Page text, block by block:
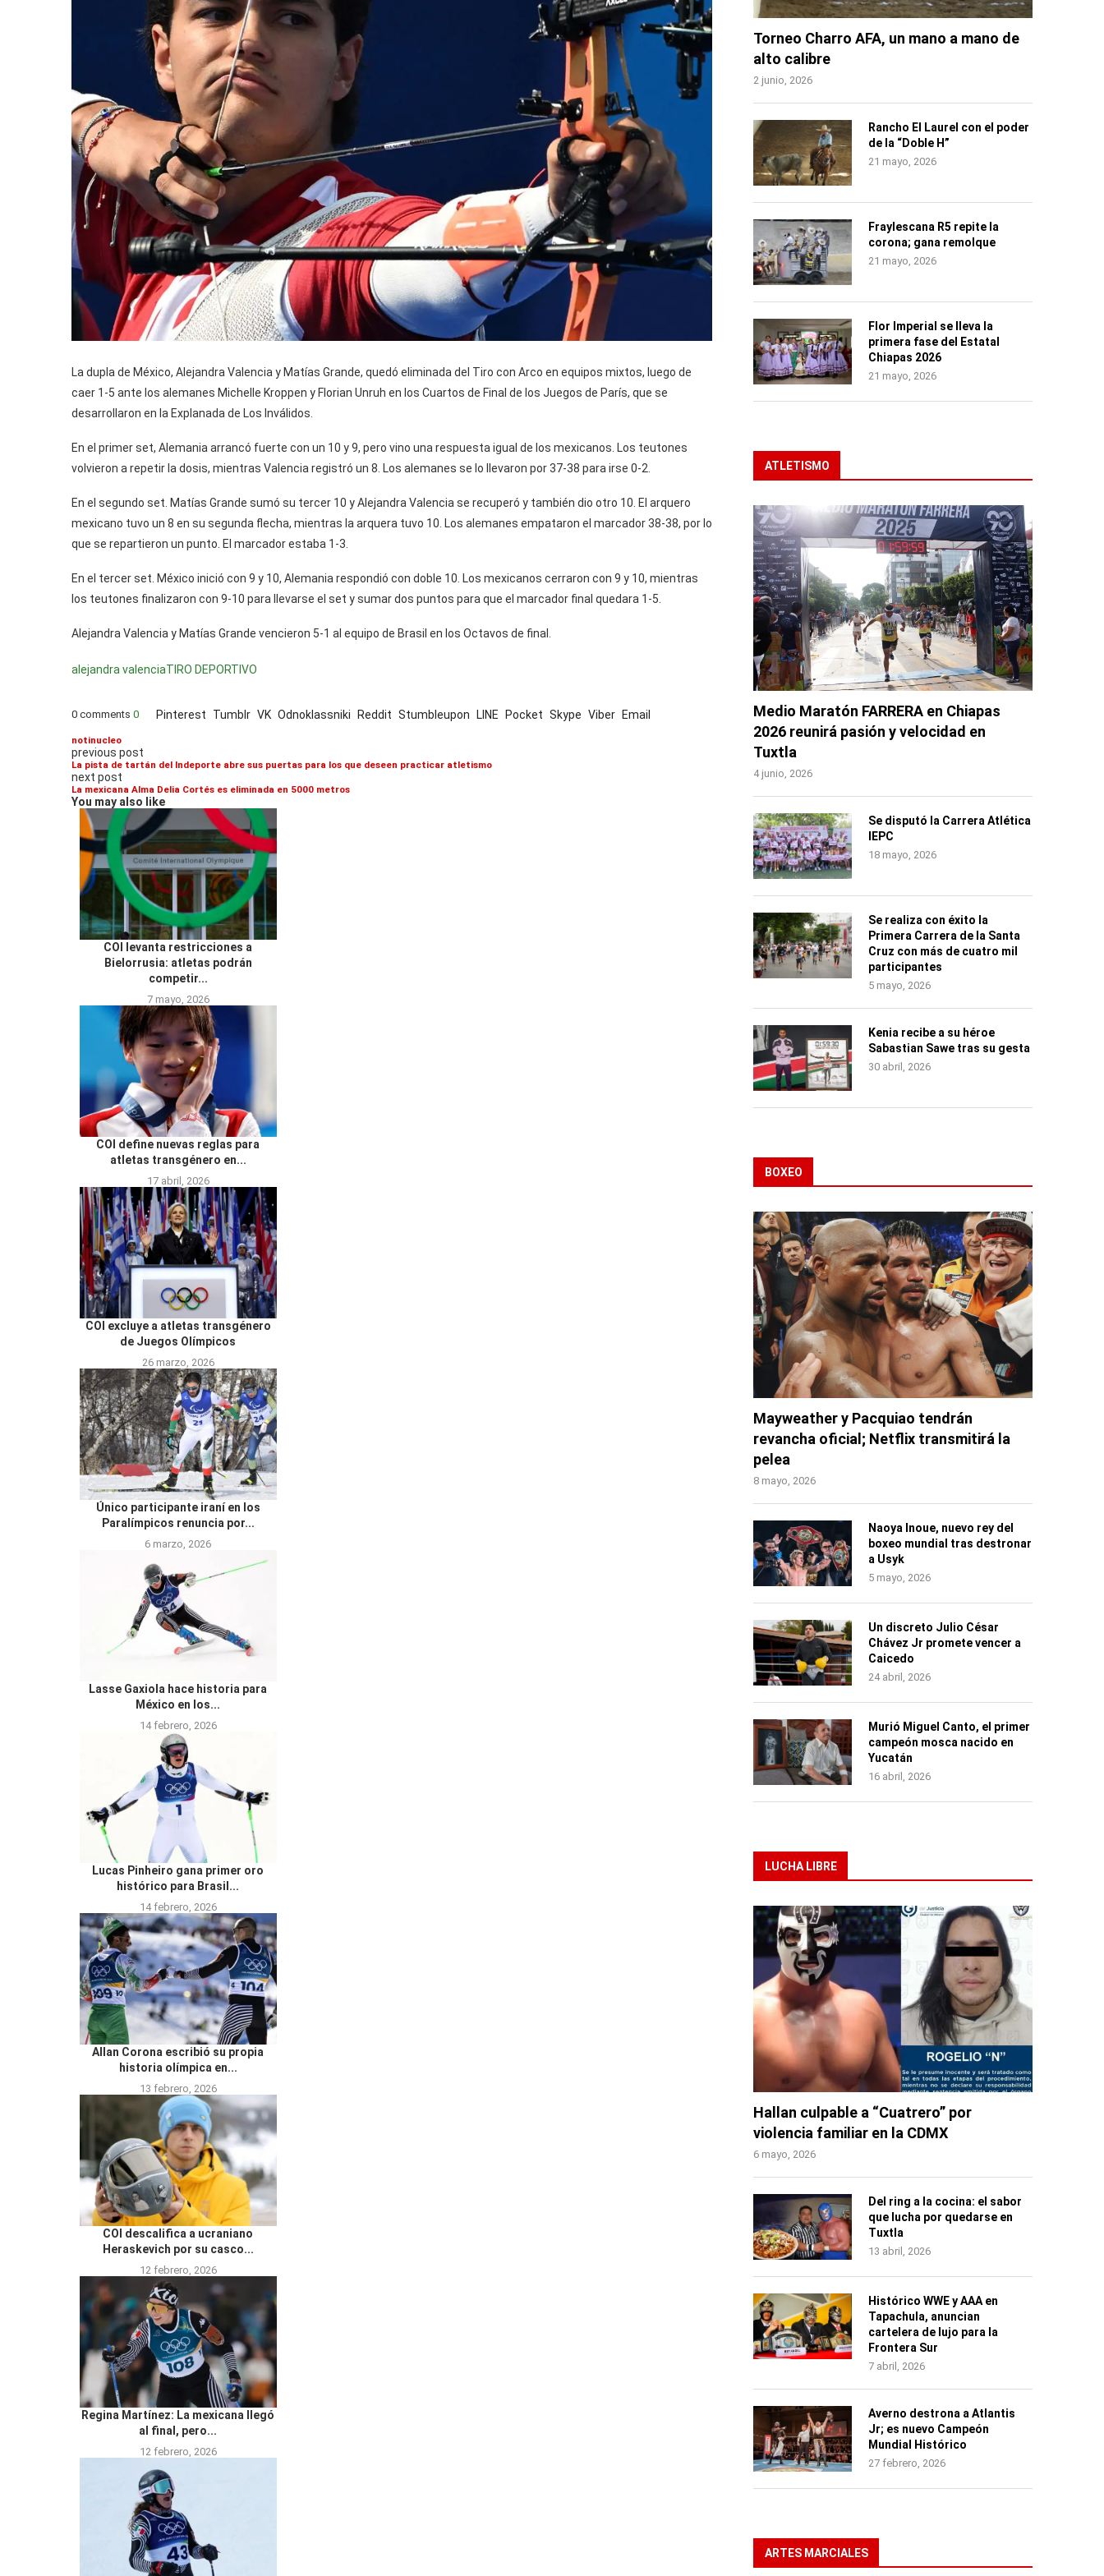
La dupla de México, Alejandra Valencia y Matías Grande, quedó eliminada del Tiro con Arco en equipos mixtos, luego de
caer 1-5 ante los alemanes Michelle Kroppen y Florian Unruh en los Cuartos de Final de los Juegos de París, que se
desarrollaron en la Explanada de Los Inválidos.
En el primer set, Alemania arrancó fuerte con un 10 y 9, pero vino una respuesta igual de los mexicanos. Los teutones
volvieron a repetir la dosis, mientras Valencia registró un 8. Los alemanes se lo llevaron por 37-38 para irse 0-2.
En el segundo set. Matías Grande sumó su tercer 10 y Alejandra Valencia se recuperó y también dio otro 10. El arquero
mexicano tuvo un 8 en su segunda flecha, mientras la arquera tuvo 10. Los alemanes empataron el marcador 38-38, por lo
que se repartieron un punto. El marcador estaba 1-3.
En el tercer set. México inició con 9 y 10, Alemania respondió con doble 10. Los mexicanos cerraron con 9 y 10, mientras
los teutones finalizaron con 9-10 para llevarse el set y sumar dos puntos para que el marcador final quedara 1-5.
Alejandra Valencia y Matías Grande vencieron 5-1 al equipo de Brasil en los Octavos de final.
alejandra valenciaTIRO DEPORTIVO
0 comments 0 Pinterest Tumblr VK Odnoklassniki Reddit Stumbleupon LINE Pocket Skype Viber Email
notinucleo
previous post
La pista de tartán del Indeporte abre sus puertas para los que deseen practicar atletismo
next post
La mexicana Alma Delia Cortés es eliminada en 5000 metros
You may also like
COI levanta restricciones a
Bielorrusia: atletas podrán
competir...
7 mayo, 2026
COI define nuevas reglas para
atletas transgénero en...
17 abril, 2026
COI excluye a atletas transgénero
de Juegos Olímpicos
26 marzo, 2026
Único participante iraní en los
Paralímpicos renuncia por...
6 marzo, 2026
Lasse Gaxiola hace historia para
México en los...
14 febrero, 2026
Lucas Pinheiro gana primer oro
histórico para Brasil...
14 febrero, 2026
Allan Corona escribió su propia
historia olímpica en...
13 febrero, 2026
COI descalifica a ucraniano
Heraskevich por su casco...
12 febrero, 2026
Regina Martínez: La mexicana llegó
al final, pero...
12 febrero, 2026
Torneo Charro AFA, un mano a mano de
alto calibre
2 junio, 2026
Rancho El Laurel con el poder
de la “Doble H”
21 mayo, 2026
Fraylescana R5 repite la
corona; gana remolque
21 mayo, 2026
Flor Imperial se lleva la
primera fase del Estatal
Chiapas 2026
21 mayo, 2026
ATLETISMO
Medio Maratón FARRERA en Chiapas
2026 reunirá pasión y velocidad en
Tuxtla
4 junio, 2026
Se disputó la Carrera Atlética
IEPC
18 mayo, 2026
Se realiza con éxito la
Primera Carrera de la Santa
Cruz con más de cuatro mil
participantes
5 mayo, 2026
Kenia recibe a su héroe
Sabastian Sawe tras su gesta
30 abril, 2026
BOXEO
Mayweather y Pacquiao tendrán
revancha oficial; Netflix transmitirá la
pelea
8 mayo, 2026
Naoya Inoue, nuevo rey del
boxeo mundial tras destronar
a Usyk
5 mayo, 2026
Un discreto Julio César
Chávez Jr promete vencer a
Caicedo
24 abril, 2026
Murió Miguel Canto, el primer
campeón mosca nacido en
Yucatán
16 abril, 2026
LUCHA LIBRE
Hallan culpable a “Cuatrero” por
violencia familiar en la CDMX
6 mayo, 2026
Del ring a la cocina: el sabor
que lucha por quedarse en
Tuxtla
13 abril, 2026
Histórico WWE y AAA en
Tapachula, anuncian
cartelera de lujo para la
Frontera Sur
7 abril, 2026
Averno destrona a Atlantis
Jr; es nuevo Campeón
Mundial Histórico
27 febrero, 2026
ARTES MARCIALES